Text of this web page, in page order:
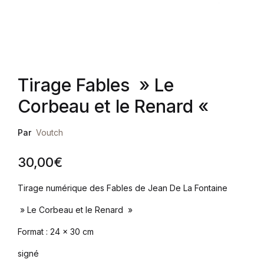
Tirage Fables » Le
Corbeau et le Renard «
Par Voutch
30,00€
Tirage numérique des Fables de Jean De La Fontaine
» Le Corbeau et le Renard »
Format : 24 x 30 cm
signé